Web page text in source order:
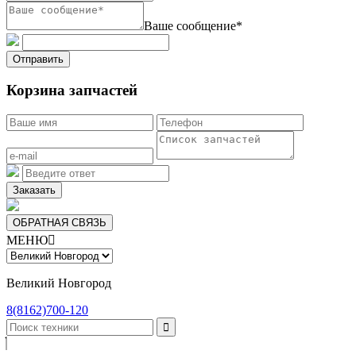
Ваше сообщение*
Отправить
Корзина запчастей
Заказать
ОБРАТНАЯ СВЯЗЬ
МЕНЮ
Великий Новгород
8(8162)700-120
